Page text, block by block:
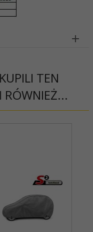
TEN
RÓWNIEŻ...